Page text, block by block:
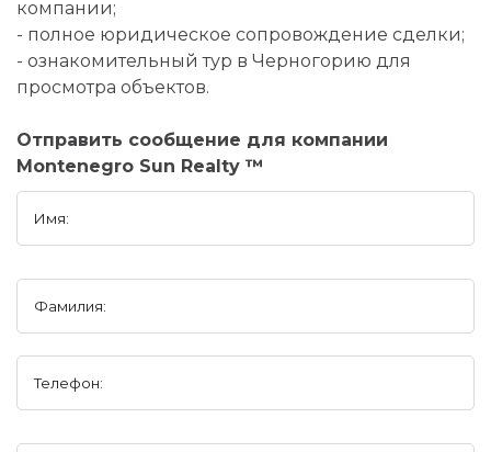
компании;
- полное юридическое сопровождение сделки;
- ознакомительный тур в Черногорию для
просмотра объектов.
Отправить сообщение для компании
Montenegro Sun Realty ™
Имя:
Фамилия:
Телефон: